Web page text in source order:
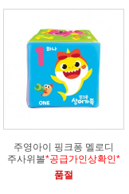
주영아이 핑크퐁 멜로디
주사위볼*공급가인상확인*
품절